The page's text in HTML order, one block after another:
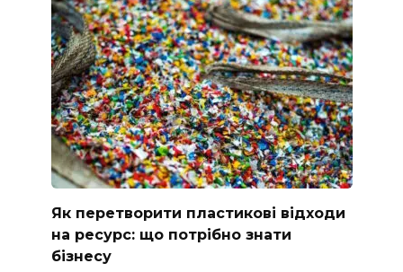
Як перетворити пластикові відходи
на ресурс: що потрібно знати
бізнесу